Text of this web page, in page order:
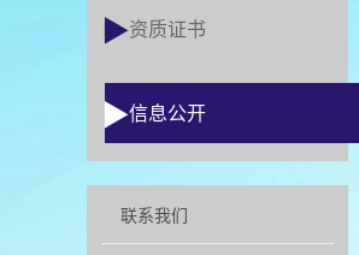
资质证书
信息公开
联系我们